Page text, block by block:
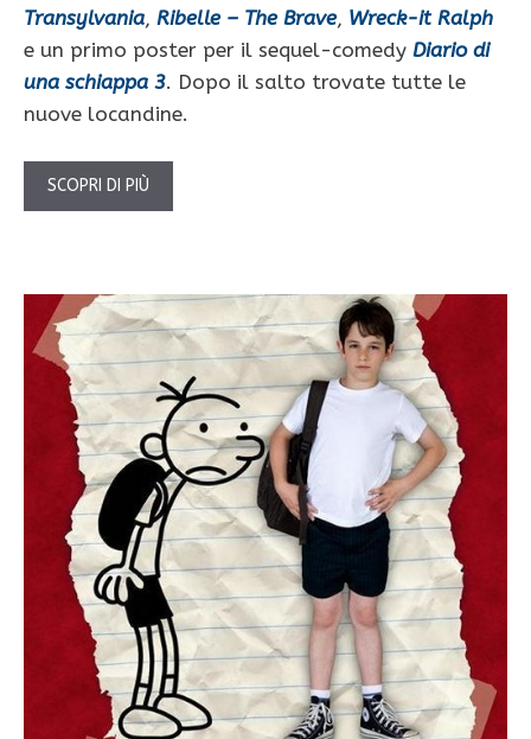
Transylvania, Ribelle – The Brave, Wreck-it Ralph
e un primo poster per il sequel-comedy Diario di
una schiappa 3. Dopo il salto trovate tutte le
nuove locandine.
SCOPRI DI PIÙ